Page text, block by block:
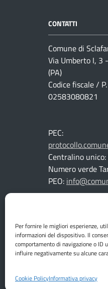
Per fornire le migliori esperienze,
informazioni del dispositivo. Il
comportamento di navigazione o ID
influire negativamente su alcune
Cookie PolicyInformativa privacy
CONTATTI
Comune di
Via Umberto I, 3
(PA)
Codice fiscale /
02583080821
PEC:
Centralino
Numero verde
PEO:
Mappa del sito